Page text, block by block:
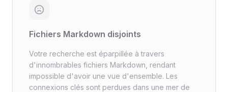
Fichiers Markdown disjoints
Votre recherche est éparpillée à travers
d'innombrables fichiers Markdown, rendant
impossible d'avoir une vue d'ensemble. Les
connexions clés sont perdues dans une mer de